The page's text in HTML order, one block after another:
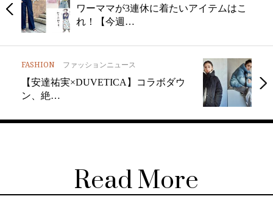
ワーママが3連休に着たいアイテムはこ
れ！【今週…
FASHION ファッションニュース
【安達祐実×DUVETICA】コラボダウ
ン、絶…
Read More